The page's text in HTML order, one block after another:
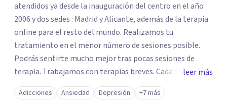
atendidos ya desde la inauguración del centro en el año
2006 y dos sedes : Madrid y Alicante, además de la terapia
online para el resto del mundo. Realizamos tu
tratamiento en el menor número de sesiones posible.
Podrás sentirte mucho mejor tras pocas sesiones de
terapia. Trabajamos con terapias breves. Cada sesión de
terapia te resultará de utilidad y te ayudará a conseguir
tus objetivos. Entre nuestras especialidades destaca la
leer más
Adicciones Ansiedad Depresión +7 más